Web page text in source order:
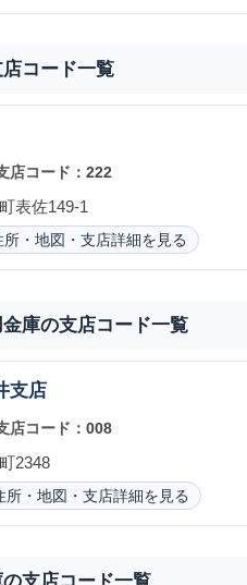
コード一覧
店コード： 222
表佐149-1
所・地図・支店詳細を見る
庫の支店コード一覧
支店
店コード： 008
2348
所・地図・支店詳細を見る
支店コード一覧